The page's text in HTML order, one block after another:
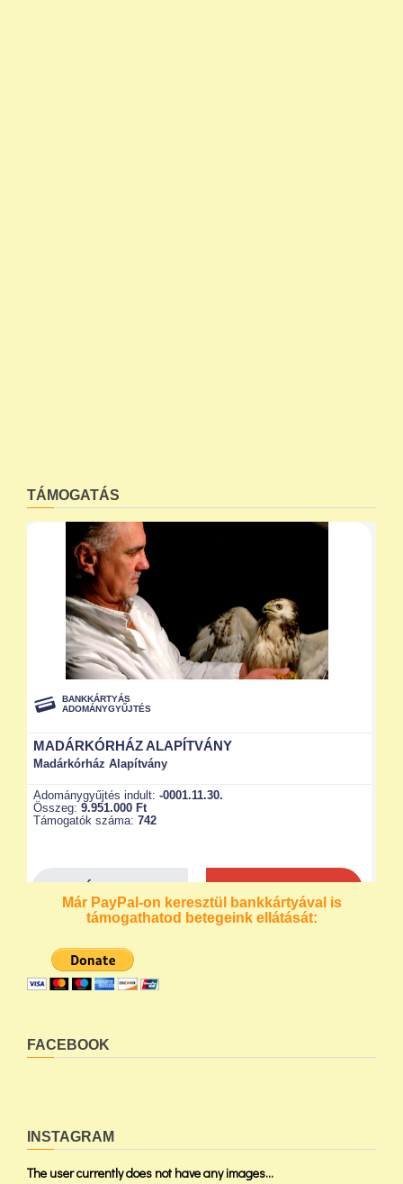
TÁMOGATÁS
Már PayPal-on keresztül bankkártyával is
támogathatod betegeink ellátását:
FACEBOOK
INSTAGRAM
The user currently does not have any images...